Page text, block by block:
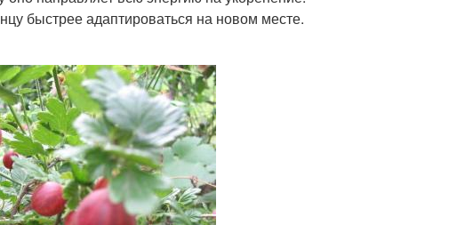
быстрее адаптироваться на новом месте.